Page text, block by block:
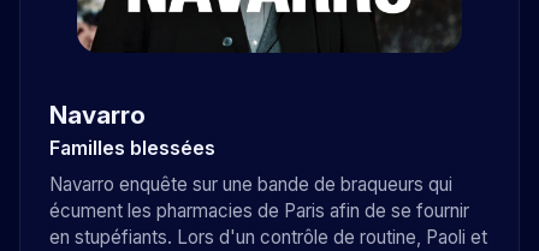
Navarro
Familles blessées
Navarro enquête sur une bande de braqueurs qui
écument les pharmacies de Paris afin de se fournir
en stupéfiants. Lors d'un contrôle de routine, Paoli et